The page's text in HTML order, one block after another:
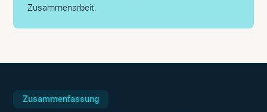
Zusammenarbeit.
Zusammenfassung